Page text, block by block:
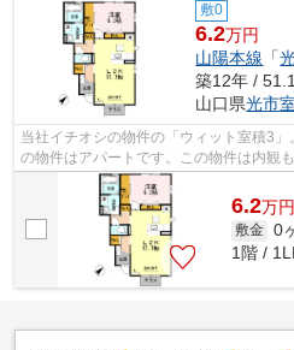
敷0
6.2万円
山陽本線 「
築12年 /
山口県光市
当社イチオシの物件の「ウィット室積3
の物件はアパートです。この物件は内観
築となっています。交通に便利な山陽本...
6.2万円
敷金 0
1階 /